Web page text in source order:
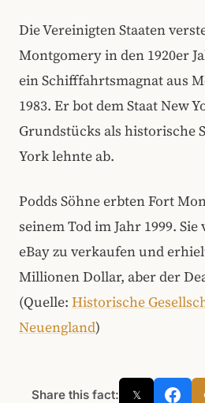
Die Vereinigten Staaten
Montgomery in den 1920er
ein Schifffahrtsmagnat aus
1983. Er bot dem Staat New
Grundstücks als historische
York lehnte ab.
Podds Söhne erbten Fort
seinem Tod im Jahr 1999.
eBay zu verkaufen und
Millionen Dollar, aber der
(Quelle: Historische
Neuengland)
Share this fact: 𝕏